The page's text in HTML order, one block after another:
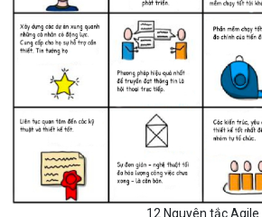
12 Nguyên tắc Agile